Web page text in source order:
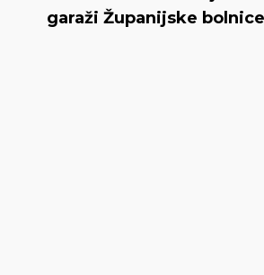
garaži Županijske